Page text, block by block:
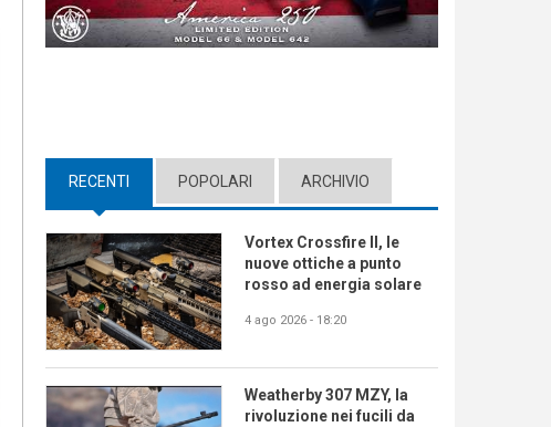
RECENTI (ACTIVE TAB)
POPOLARI ARCHIVIO
Vortex Crossfire II, le
nuove ottiche a punto
rosso ad energia solare
4 ago 2026 - 18:20
Weatherby 307 MZY, la
rivoluzione nei fucili da